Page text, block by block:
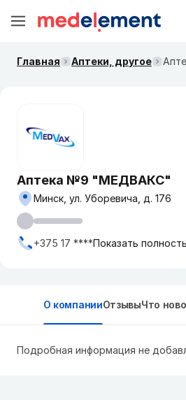
Главная Аптеки, другое
Аптека №9 "МЕДВАКС"
Минск, ул. Уборевича, д. 176
+375 17 ****Показать
О компанииОтзывыЧто
Подробная информация не